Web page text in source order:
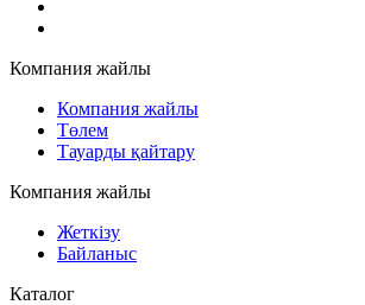
Компания жайлы
Компания жайлы
Төлем
Тауарды қайтару
Компания жайлы
Жеткізу
Байланыс
Каталог